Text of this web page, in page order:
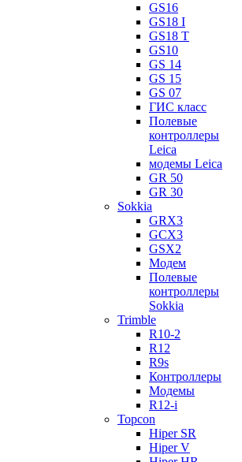
GS16
GS18 I
GS18 T
GS10
GS 14
GS 15
GS 07
ГИС класс
Полевые
контроллеры
Leica
модемы Leica
GR 50
GR 30
Sokkia
GRX3
GCX3
GSX2
Модем
Полевые
контроллеры
Sokkia
Trimble
R10-2
R12
R9s
Контроллеры
Модемы
R12-i
Topcon
Hiper SR
Hiper V